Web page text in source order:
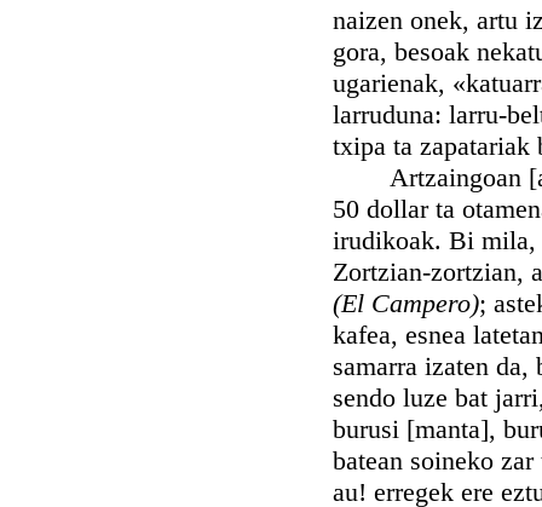
naizen onek, artu
gora, besoak
ugarienak,
larruduna: larru-
txipa ta
Artzaingoan
50 dollar ta
irudikoak. Bi mila,
Zortzian-zortzian,
(El Campero);
kafea, esnea
samarra izaten
sendo luze bat
burusi [manta],
batean soineko
au! erregek ere